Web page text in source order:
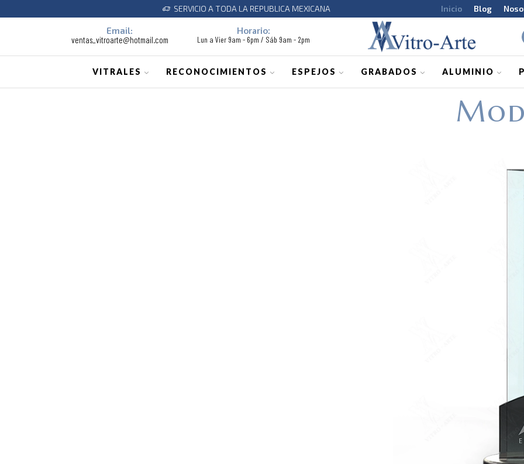
SERVICIO A TODA LA REPUBLICA MEXICANA Inicio Blog
Email:
ventas_vitroarte@hotmail.com
Horario:
Lun a Vier 9am - 6pm / Sáb 9am - 2pm
VITRALES RECONOCIMIENTOS ESPEJOS GRABADOS ALUMINIO